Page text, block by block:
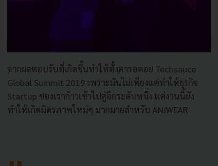
จากผลตอบรับที่เกิดขึ้นทำให้ตั้งตารอคอย Techsauce
Global Summit 2019 เพราะมันไม่เพียงแค่ทำให้ธุรกิจ
Startup ของเราก้าวเข้าไปสู่อีกระดับหนึ่ง แต่งานนี้ยัง
ทำให้เกิดมิตรภาพใหม่ๆ มากมายสำหรับ ANIWEAR